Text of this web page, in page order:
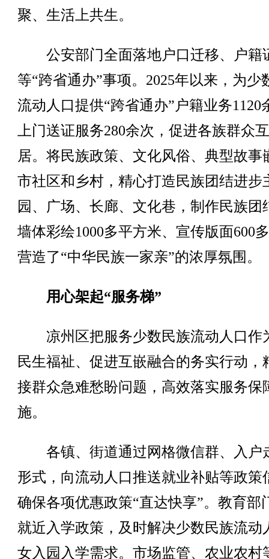
聚、生活上共生。
公安部门全面落地户口迁移、户籍
等“跨省通办”事项。2025年以来，为少
流动人口提供“跨省通办”户籍业务1120
上门送证服务280余次，促进各族群众
居。将民族政策、文化风俗、典型故事
市社区和乡村，精心打造民族团结进步
园、广场、长廊、文化巷，制作民族团
墙体彩绘1000多平方米、宣传版面600
营造了“中华民族一家亲”的浓厚氛围。
用心架起“服务梯”
凉州区把服务少数民族流动人口作
民生福祉、促进互嵌融合的务实行动，
接群众急难愁盼问题，高效落实服务保
施。
各镇、街道通过网格微信群、入户
形式，向流动人口推送就业补贴等政策
确保各项优惠政策“直达快享”。教育部
就近入学政策，及时解决少数民族流动
女入园入学需求。市场监管、农业农村